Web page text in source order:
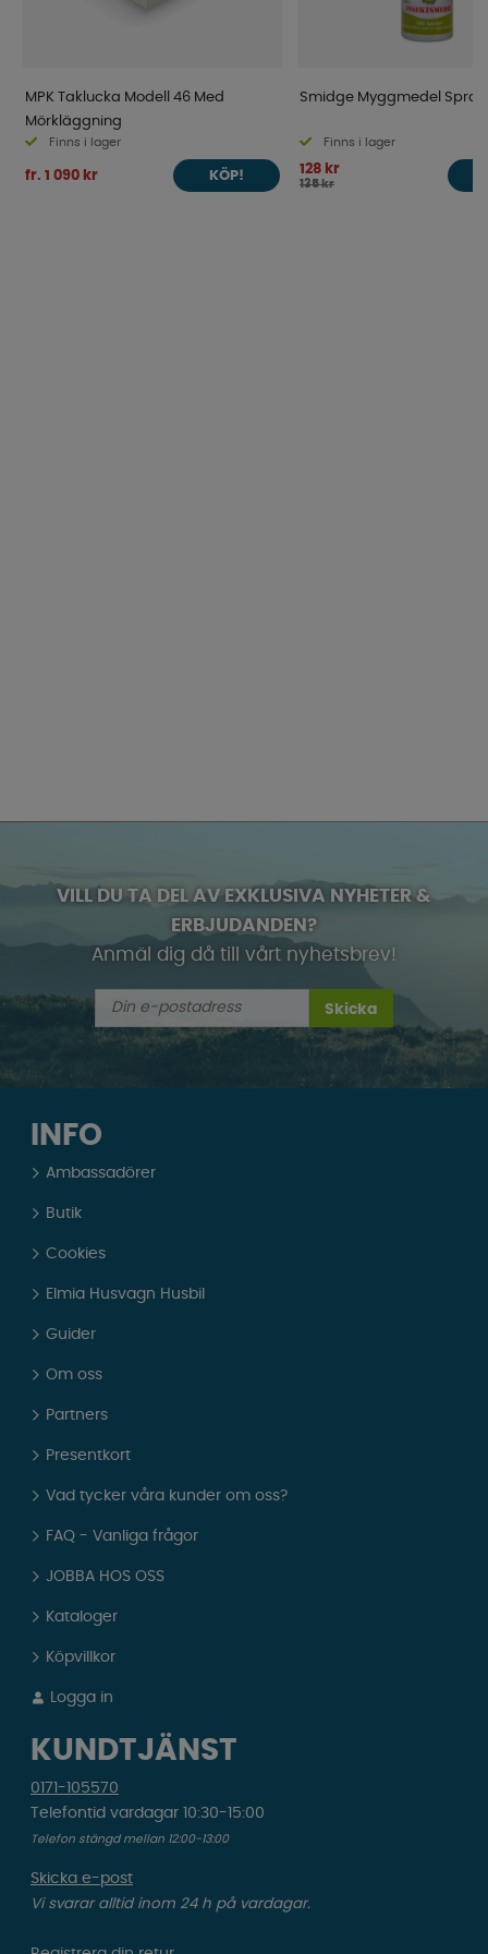
MPK Taklucka Modell 46 Med
Mörkläggning
Finns i lager
fr. 1 090 kr KÖP!
Smidge Myggmedel Spray
Finns i lager
128 kr
135 kr
VILL DU TA DEL AV EXKLUSIVA NYHETER &
ERBJUDANDEN?
Anmäl dig då till vårt nyhetsbrev!
Skicka
INFO
Ambassadörer
Butik
Cookies
Elmia Husvagn Husbil
Guider
Om oss
Partners
Presentkort
Vad tycker våra kunder om oss?
FAQ - Vanliga frågor
JOBBA HOS OSS
Kataloger
Köpvillkor
Logga in
KUNDTJÄNST
0171-105570
Telefontid vardagar 10:30-15:00
Telefon stängd mellan 12:00-13:00
Skicka e-post
Vi svarar alltid inom 24 h på vardagar.